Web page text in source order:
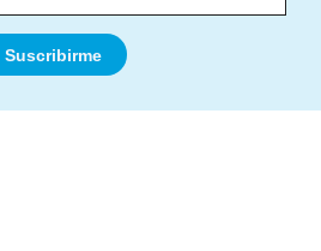
Suscribirme